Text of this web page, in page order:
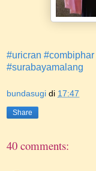
#uricran #combiphar
#surabayamalang
bundasugi di 17:47
Share
40 comments: